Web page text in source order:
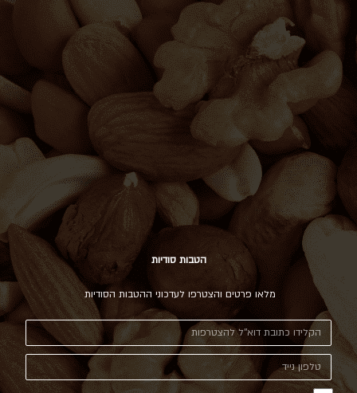
הטבות סודיות
מלאו פרטים והצטרפו לעדכוני ההטבות הסודיות